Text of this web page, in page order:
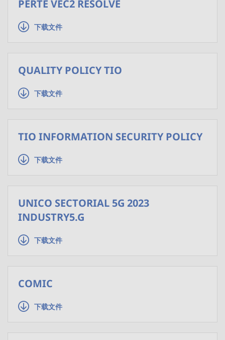
PERTE VEC2 RESOLVE
下载文件
QUALITY POLICY TIO
下载文件
TIO INFORMATION SECURITY POLICY
下载文件
UNICO SECTORIAL 5G 2023
INDUSTRY5.G
下载文件
COMIC
下载文件